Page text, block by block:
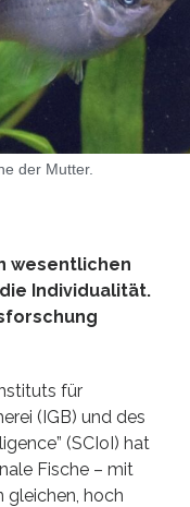
der Mutter.
wesentlichen
Individualität.
für
(IGB) und des
(SCIoI) hat
Fische – mit
gleichen, hoch